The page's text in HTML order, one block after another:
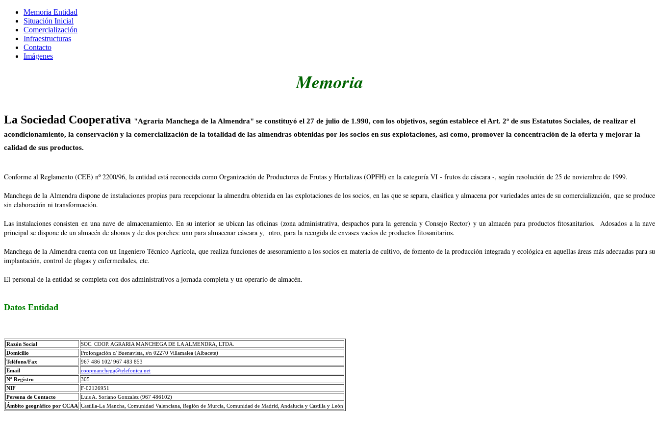
Memoria Entidad
Situación Inicial
Comercialización
Infraestructuras
Contacto
Imágenes
Memoria
La Sociedad Cooperativa "Agraria Manchega de la Almendra" se constituyó el 27 de julio de 1.990, con los objetivos, según establece el Art. 2º de sus Estatutos Sociales, de realizar el
acondicionamiento, la conservación y la comercialización de la totalidad de las almendras obtenidas por los socios en sus explotaciones, así como, promover la concentración de la oferta y mejorar la
calidad de sus productos.
Conforme al Reglamento (CEE) nº 2200/96, la entidad está reconocida como Organización de Productores de Frutas y Hortalizas (OPFH) en la categoría VI - frutos de cáscara -, según resolución de 25 de noviembre de 1999.
Manchega de la Almendra dispone de instalaciones propias para recepcionar la almendra obtenida en las explotaciones de los socios, en las que se separa, clasifica y almacena por variedades antes de su comercialización, que se produce
sin elaboración ni transformación.
Las instalaciones consisten en una nave de almacenamiento. En su interior se ubican las oficinas (zona administrativa, despachos para la gerencia y Consejo Rector) y un almacén para productos fitosanitarios. Adosados a la nave
principal se dispone de un almacén de abonos y de dos porches: uno para almacenar cáscara y, otro, para la recogida de envases vacíos de productos fitosanitarios.
Manchega de la Almendra cuenta con un Ingeniero Técnico Agrícola, que realiza funciones de asesoramiento a los socios en materia de cultivo, de fomento de la producción integrada y ecológica en aquellas áreas más adecuadas para su
implantación, control de plagas y enfermedades, etc.
El personal de la entidad se completa con dos administrativos a jornada completa y un operario de almacén.
Datos Entidad
Razón Social
SOC. COOP. AGRARIA MANCHEGA DE LA ALMENDRA, LTDA.
Domicilio
Prolongación c/ Buenavista, s/n 02270 Villamalea (Albacete)
Teléfono/Fax
967 486 102/ 967 483 853
Email
coopmanchega@telefonica.net
Nº Registro
305
NIF
F-02126951
Persona de Contacto
Luis A. Soriano Gonzalez (967 486102)
Ámbito geográfico por CCAA Castilla-La Mancha, Comunidad Valenciana, Región de Murcia, Comunidad de Madrid, Andalucía y Castilla y León